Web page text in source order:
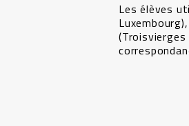
Les élèves